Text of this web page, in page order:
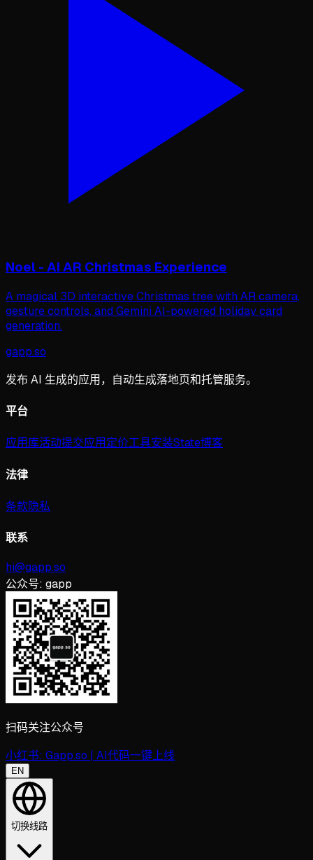
Noel - AI AR Christmas Experience
A magical 3D interactive Christmas tree with AR camera,
gesture controls, and Gemini AI-powered holiday card
generation.
gapp.so
发布 AI 生成的应用，自动生成落地页和托管服务。
平台
应用库活动提交应用定价工具安装State博客
法律
条款隐私
联系
hi@gapp.so
公众号: gapp
扫码关注公众号
小红书: Gapp.so | AI代码一键上线
EN
切换线路